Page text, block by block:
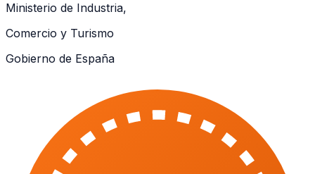
Ministerio de Industria,
Comercio y Turismo
Gobierno de España